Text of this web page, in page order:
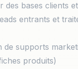
des bases clients
entrants et
de supports
produits)